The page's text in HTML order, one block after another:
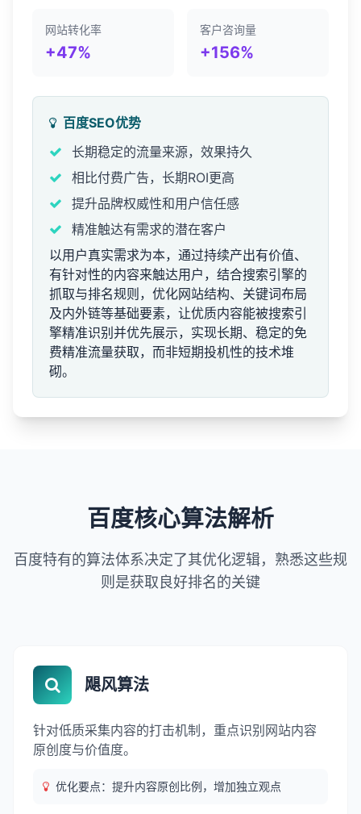
网站转化率
+47%
客户咨询量
+156%
百度SEO优势
长期稳定的流量来源，效果持久
相比付费广告，长期ROI更高
提升品牌权威性和用户信任感
精准触达有需求的潜在客户
以用户真实需求为本，通过持续产出有价值、
有针对性的内容来触达用户，结合搜索引擎的
抓取与排名规则，优化网站结构、关键词布局
及内外链等基础要素，让优质内容能被搜索引
擎精准识别并优先展示，实现长期、稳定的免
费精准流量获取，而非短期投机性的技术堆
砌。
百度核心算法解析
百度特有的算法体系决定了其优化逻辑，熟悉这些规
则是获取良好排名的关键
飓风算法
针对低质采集内容的打击机制，重点识别网站内容
原创度与价值度。
优化要点：提升内容原创比例，增加独立观点